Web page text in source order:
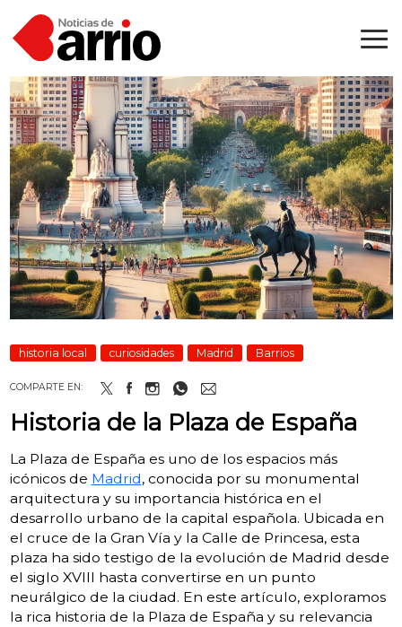
historia local curiosidades Madrid Barrios
COMPARTE EN:
Historia de la Plaza de España
La Plaza de España es uno de los espacios más
icónicos de Madrid, conocida por su monumental
arquitectura y su importancia histórica en el
desarrollo urbano de la capital española. Ubicada en
el cruce de la Gran Vía y la Calle de Princesa, esta
plaza ha sido testigo de la evolución de Madrid desde
el siglo XVIII hasta convertirse en un punto
neurálgico de la ciudad. En este artículo, exploramos
la rica historia de la Plaza de España y su relevancia